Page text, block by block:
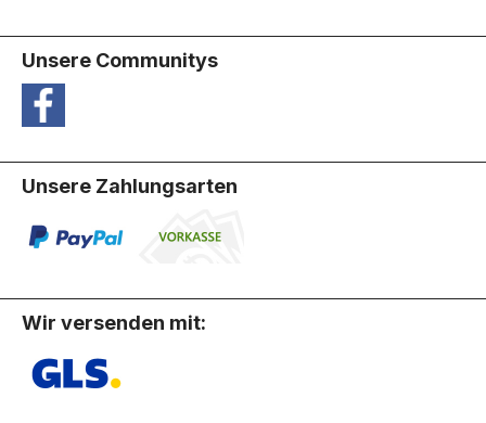
Unsere Communitys
Unsere Zahlungsarten
Wir versenden mit: